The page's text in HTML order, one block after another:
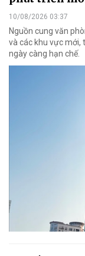
10/08/2026 03:37
Nguồn cung văn
và các khu vực mới,
ngày càng hạn chế.